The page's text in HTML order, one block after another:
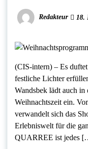
Redakteur 18.
(CIS-intern) – Es
festliche Lichter
Wandsbek lädt auch in
Weihnachtszeit ein.
verwandelt sich das
Erlebniswelt für die
QUARREE ist jedes